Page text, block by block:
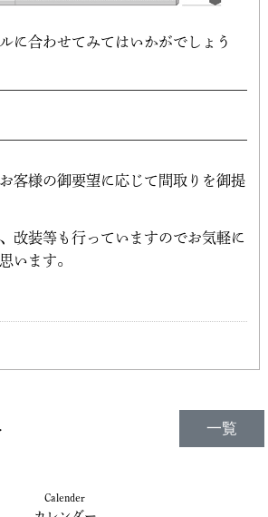
に合わせてみてはいかがでしょう
客様の御要望に応じて間取りを御提
改装等も行っていますのでお気軽に
います。
一覧
Calender